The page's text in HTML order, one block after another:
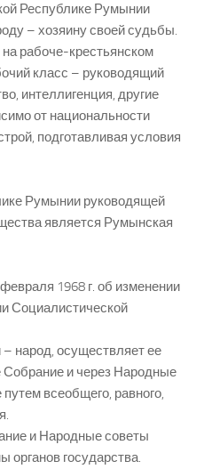
Республике Румынии
– хозяину своей судьбы.
рабоче-крестьянском
класс – руководящий
интеллигенция, другие
от национальности
подготавливая условия
Румынии руководящей
является Румынская
1968 г. об изменении
Социалистической
народ, осуществляет ее
и через Народные
всеобщего, равного,
и Народные советы
органов государства.